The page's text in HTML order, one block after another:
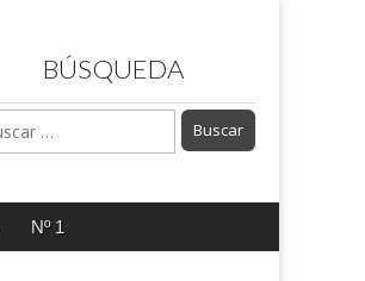
BÚSQUEDA
Nº 1